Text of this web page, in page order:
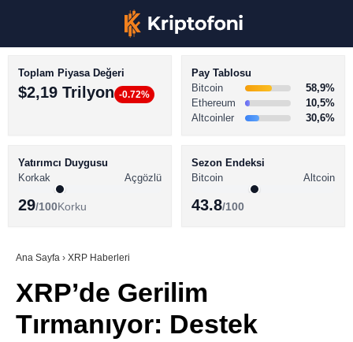
TikTok
BİTCOİN HABERLERİ
ALTCOİN HABERLERİ
SÖZLÜK
Toplam Piyasa Değeri
$2,19 Trilyon -0.72%
Pay Tablosu
Bitcoin
58,9%
Ethereum
10,5%
Altcoinler
30,6%
Yatırımcı Duygusu
Korkak
Açgözlü
29/100Korku
Sezon Endeksi
Bitcoin
Altcoin
43.8/100
Ana Sayfa › XRP Haberleri
XRP’de Gerilim
Tırmanıyor: Destek